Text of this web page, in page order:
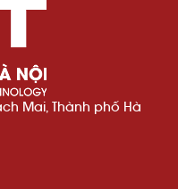
Mai, Thành phố Hà